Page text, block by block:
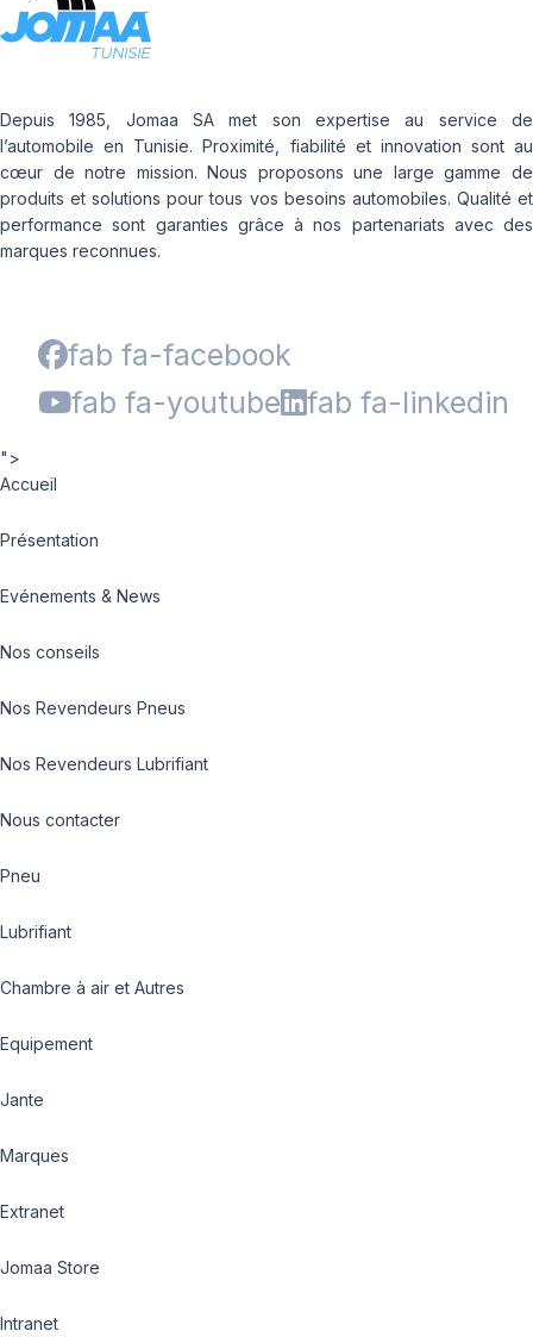
Depuis 1985, Jomaa SA met son expertise au service de
l’automobile en Tunisie. Proximité, fiabilité et innovation sont au
cœur de notre mission. Nous proposons une large gamme de
produits et solutions pour tous vos besoins automobiles. Qualité et
performance sont garanties grâce à nos partenariats avec des
marques reconnues.
fab fa-facebook
fab fa-youtube
fab fa-linkedin
">
Accueil
Présentation
Evénements & News
Nos conseils
Nos Revendeurs Pneus
Nos Revendeurs Lubrifiant
Nous contacter
Pneu
Lubrifiant
Chambre à air et Autres
Equipement
Jante
Marques
Extranet
Jomaa Store
Intranet